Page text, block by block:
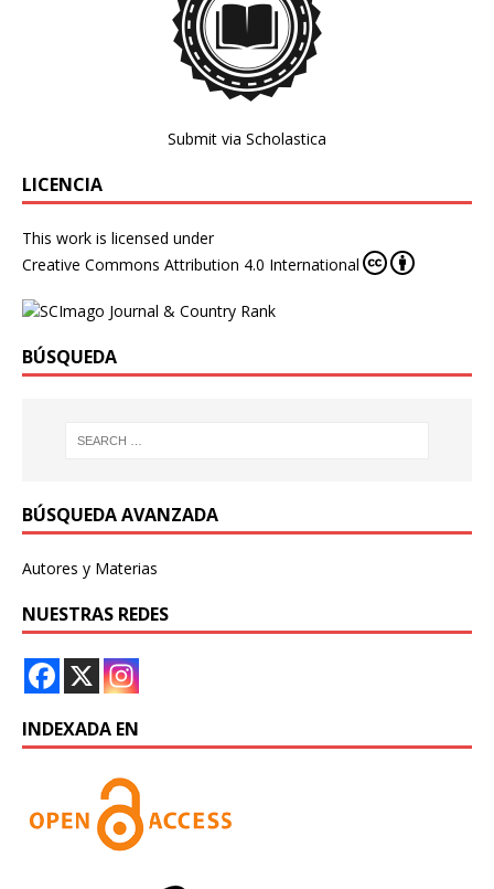
Submit via Scholastica
LICENCIA
This work is licensed under
Creative Commons Attribution 4.0 International
BÚSQUEDA
BÚSQUEDA AVANZADA
Autores y Materias
NUESTRAS REDES
INDEXADA EN